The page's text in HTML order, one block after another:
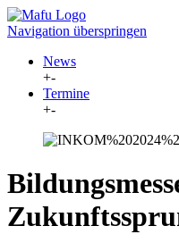
Navigation überspringen
News
+-
Termine
+-